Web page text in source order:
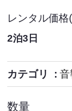
レンタル価
2泊3日
カテゴリ 音
数量